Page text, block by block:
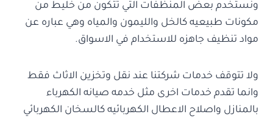
ونستخدم بعض المنظفات التي تتكون من خليط من
مكونات طبيعيه كالخل والليمون والمياه وهي عباره عن
مواد تنظيف جاهزه للاستخدام في الاسواق.
ولا تتوقف خدمات شركتنا عند نقل وتخزين الاثاث فقط
وانما تقدم خدمات اخرى مثل خدمه صيانه الكهرباء
بالمنازل واصلاح الاعطال الكهربائيه كالسخان الكهربائي